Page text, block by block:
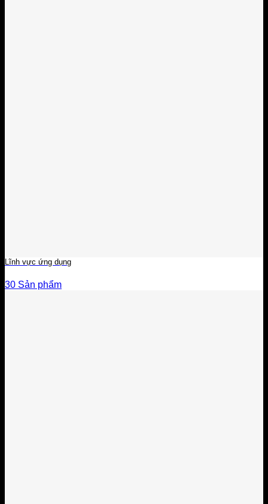
Lĩnh vực ứng dụng
30 Sản phẩm